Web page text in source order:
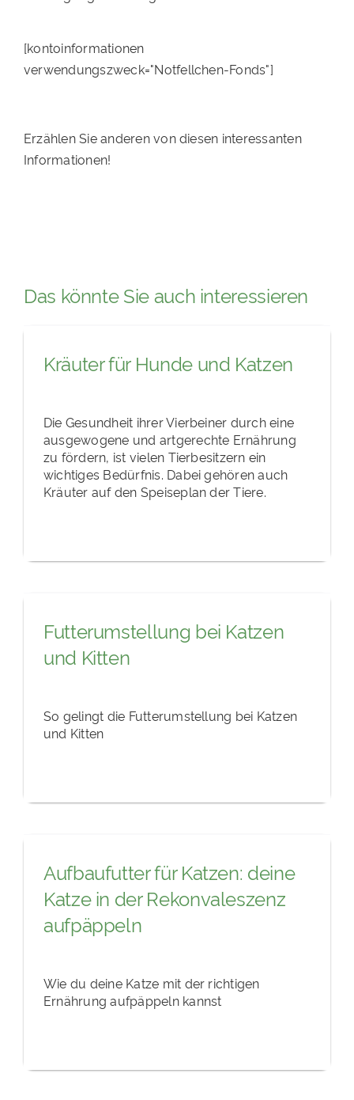
[kontoinformationen
verwendungszweck="Notfellchen-Fonds"]
Erzählen Sie anderen von diesen interessanten
Informationen!
Das könnte Sie auch interessieren
Kräuter für Hunde und Katzen
Die Gesundheit ihrer Vierbeiner durch eine
ausgewogene und artgerechte Ernährung
zu fördern, ist vielen Tierbesitzern ein
wichtiges Bedürfnis. Dabei gehören auch
Kräuter auf den Speiseplan der Tiere.
Futterumstellung bei Katzen
und Kitten
So gelingt die Futterumstellung bei Katzen
und Kitten
Aufbaufutter für Katzen: deine
Katze in der Rekonvaleszenz
aufpäppeln
Wie du deine Katze mit der richtigen
Ernährung aufpäppeln kannst